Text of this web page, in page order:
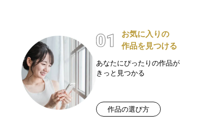
お気に入りの
作品を見つける
あなたにぴったりの作品が
きっと見つかる
作品の選び方